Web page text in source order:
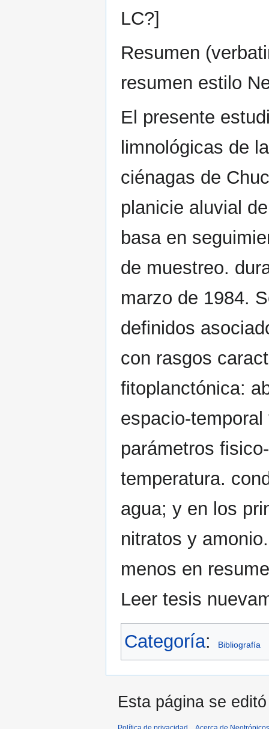
LC?]
Resumen
resumen estilo
El presente
limnológicas de
ciénagas de
planicie aluvial
basa en
de muestreo.
marzo de 1984.
definidos
con rasgos
fitoplanctónica:
espacio-
parámetros
temperatura.
agua; y en los
nitratos y
menos en
Leer tesis
Categoría: Bibliografía
Esta página se